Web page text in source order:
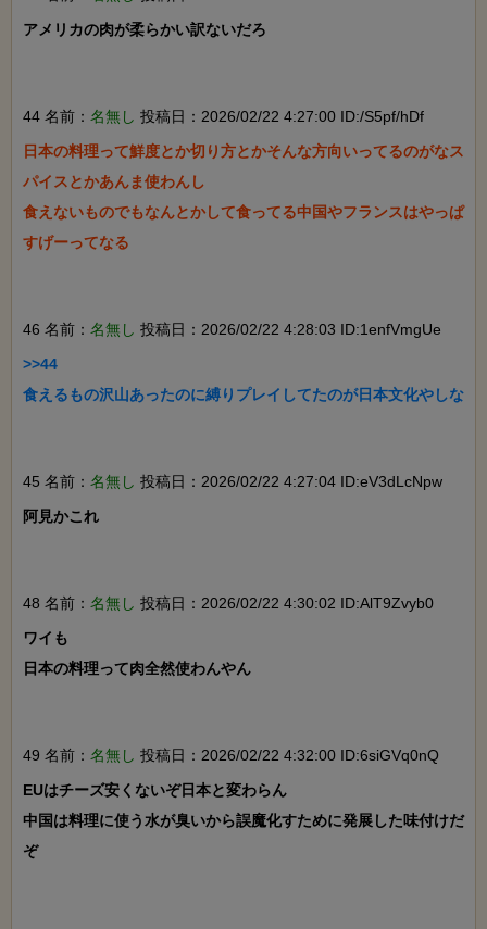
アメリカの肉が柔らかい訳ないだろ
44 名前： 名無し 投稿日：2026/02/22 4:27:00 ID:/S5pf/hDf
日本の料理って鮮度とか切り方とかそんな方向いってるのがなス
パイスとかあんま使わんし
食えないものでもなんとかして食ってる中国やフランスはやっぱ
すげーってなる
46 名前： 名無し 投稿日：2026/02/22 4:28:03 ID:1enfVmgUe
>>44
食えるもの沢山あったのに縛りプレイしてたのが日本文化やしな
45 名前： 名無し 投稿日：2026/02/22 4:27:04 ID:eV3dLcNpw
阿見かこれ
48 名前： 名無し 投稿日：2026/02/22 4:30:02 ID:AlT9Zvyb0
ワイも
日本の料理って肉全然使わんやん
49 名前： 名無し 投稿日：2026/02/22 4:32:00 ID:6siGVq0nQ
EUはチーズ安くないぞ日本と変わらん
中国は料理に使う水が臭いから誤魔化すために発展した味付けだ
ぞ